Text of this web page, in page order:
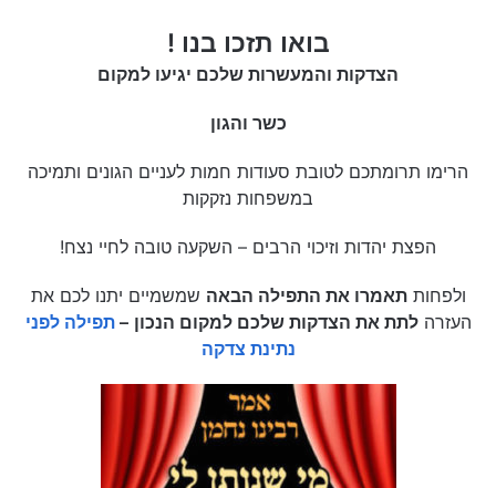
בואו תזכו בנו !
הצדקות והמעשרות שלכם יגיעו למקום
כשר והגון
הרימו תרומתכם לטובת סעודות חמות לעניים הגונים ותמיכה
במשפחות נזקקות
הפצת יהדות וזיכוי הרבים – השקעה טובה לחיי נצח!
ולפחותתאמרו את התפילה הבאה שמשמיים יתנו לכם את
העזרהלתת את הצדקות שלכם למקום הנכון –תפילה לפני
נתינת צדקה